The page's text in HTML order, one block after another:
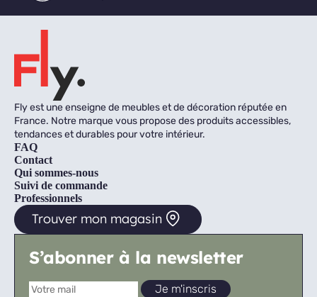
Fly est une enseigne de meubles et de décoration réputée en
France. Notre marque vous propose des produits accessibles,
tendances et durables pour votre intérieur.
FAQ
Contact
Qui sommes-nous
Suivi de commande
Professionnels
Trouver mon magasin
S’abonner à la newsletter